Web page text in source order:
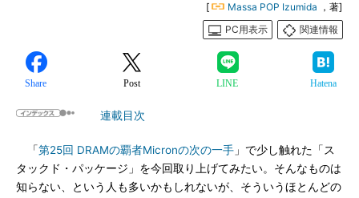
[ Massa POP Izumida ，著]
PC用表示
関連情報
Share Post LINE Hatena
連載目次
「第25回 DRAMの覇者Micronの次の一手 」で少し触れた「ス
タックド・パッケージ」を今回取り上げてみたい。そんなものは
知らない、という人も多いかもしれないが、そういうほとんどの